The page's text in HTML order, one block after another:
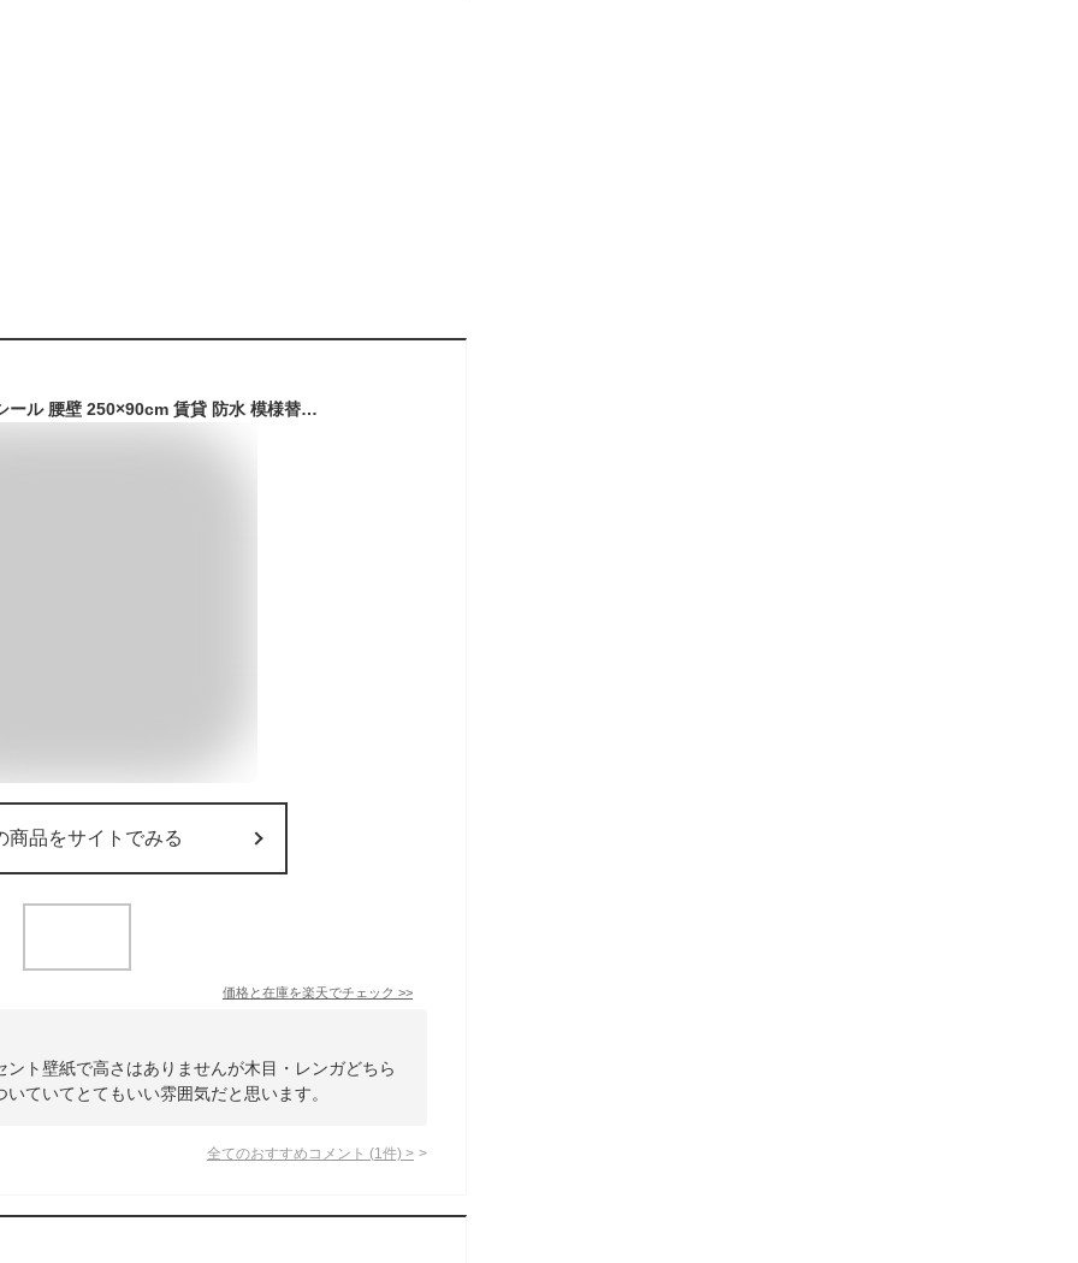
貼ってはがせる壁紙 シール 腰壁 250×90cm 賃貸 防水 模様替え 壁紙 リメイクシート 補修 リノベウォールシート アクセント壁紙 シール デコレーション すぐ貼れる 簡単に貼れる お手入れ簡単 DIY 粘着 木目 レンガ 石目 トイレ 洗面所 リビング WAS 日本製 送料無料
商品をサイトでみる
価格と在庫を楽天でチェック >>
ト壁紙で高さはありませんが木目・レンガどちら
ていてとてもいい雰囲気だと思います。
全てのおすすめコメント (1 件) >